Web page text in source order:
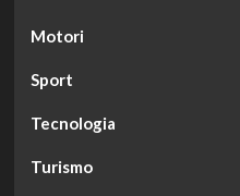
Motori
Sport
Tecnologia
Turismo